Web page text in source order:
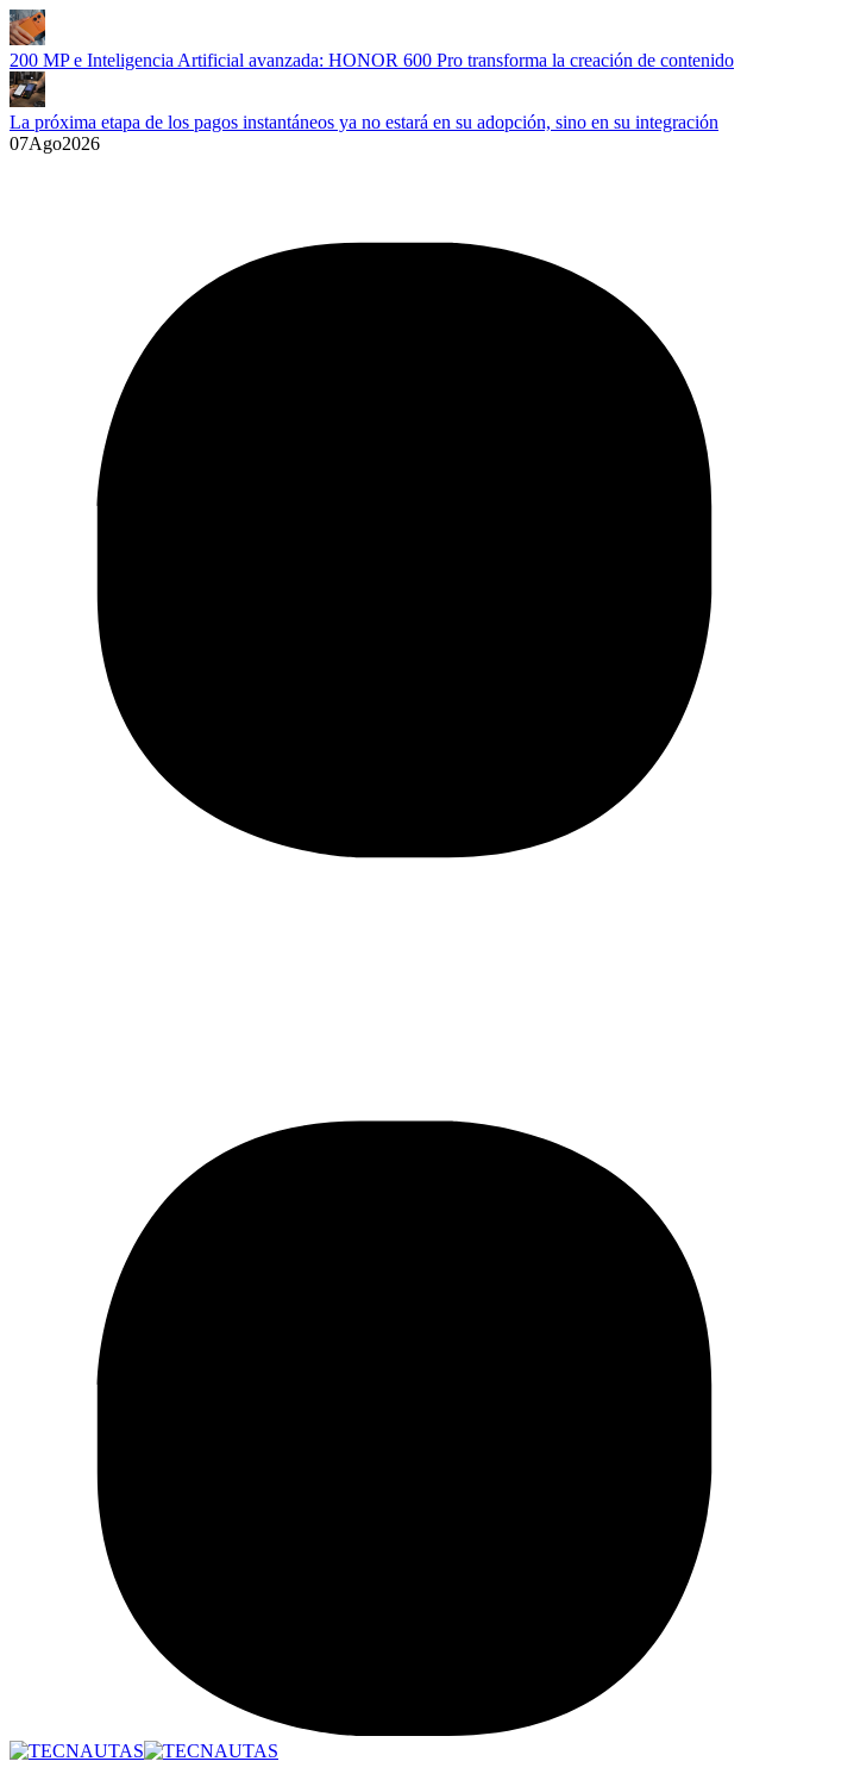
200 MP e Inteligencia Artificial avanzada: HONOR 600 Pro transforma la creación de contenido
La próxima etapa de los pagos instantáneos ya no estará en su adopción, sino en su integración
07Ago2026